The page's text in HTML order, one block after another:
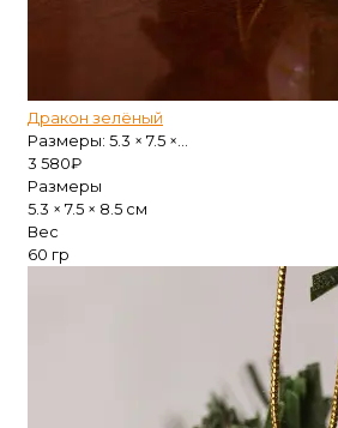
Дракон зелёный
Размеры: 5.3 × 7.5 ×...
3 580₽
Размеры
5.3 × 7.5 × 8.5 см
Вес
60 гр